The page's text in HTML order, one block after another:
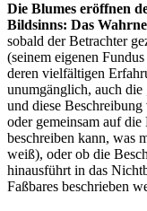
Die Blumes eröffnen
Bildsinns: Das
sobald der Betrachter
(seinem eigenen
deren vielfältigen
unumgänglich, auch die
und diese
oder gemeinsam auf
beschreiben kann, was
weiß), oder ob die
hinausführt in das
Faßbares beschrieben